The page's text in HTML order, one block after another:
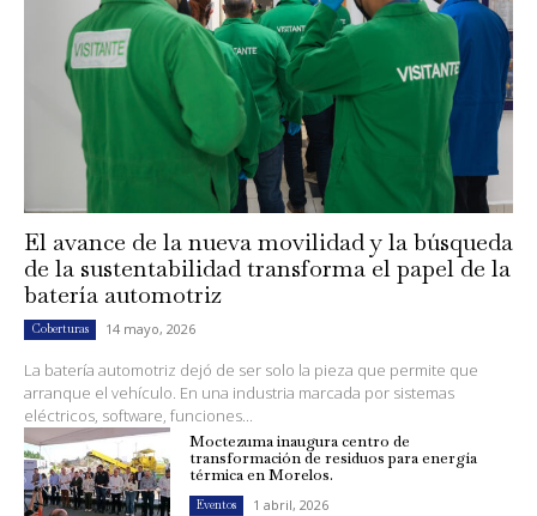
El avance de la nueva movilidad y la búsqueda
de la sustentabilidad transforma el papel de la
batería automotriz
Coberturas 14 mayo, 2026
La batería automotriz dejó de ser solo la pieza que permite que
arranque el vehículo. En una industria marcada por sistemas
eléctricos, software, funciones...
Moctezuma inaugura centro de
transformación de residuos para energía
térmica en Morelos.
Eventos 1 abril, 2026